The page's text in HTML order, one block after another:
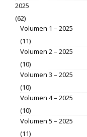
2025
(62)
Volumen 1 – 2025
(11)
Volumen 2 – 2025
(10)
Volumen 3 – 2025
(10)
Volumen 4 – 2025
(10)
Volumen 5 – 2025
(11)